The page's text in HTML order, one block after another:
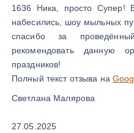
1636 Ника, просто Супер!
набесились, шоу мыльных
спасибо за
рекомендовать данную
праздников!
Полный текст отзыва на
Светлана Малярова
27.05.2025